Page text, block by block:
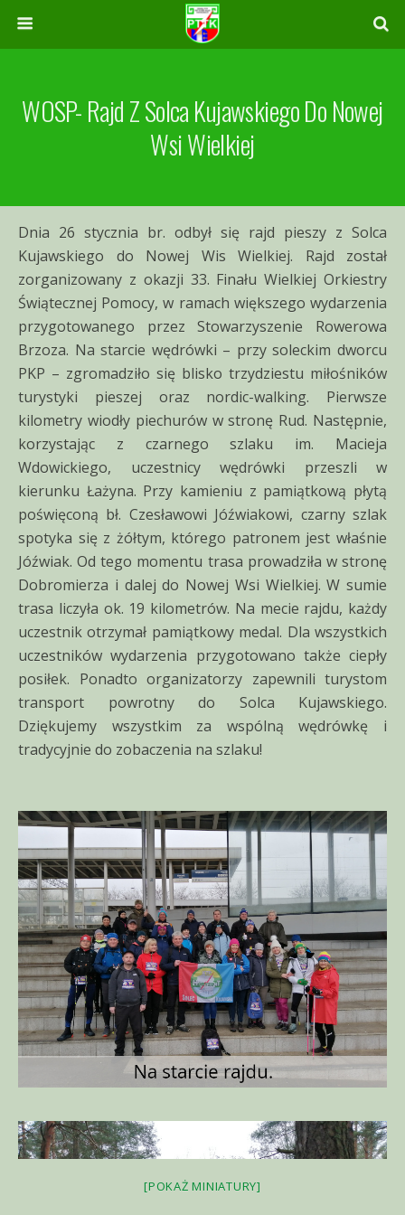
WOSP- Rajd Z Solca Kujawskiego Do Nowej
Wsi Wielkiej
Dnia 26 stycznia br. odbył się rajd pieszy z Solca
Kujawskiego do Nowej Wis Wielkiej. Rajd został
zorganizowany z okazji 33. Finału Wielkiej Orkiestry
Świątecznej Pomocy, w ramach większego wydarzenia
przygotowanego przez Stowarzyszenie Rowerowa
Brzoza. Na starcie wędrówki – przy soleckim dworcu
PKP – zgromadziło się blisko trzydziestu miłośników
turystyki pieszej oraz nordic-walking. Pierwsze
kilometry wiodły piechurów w stronę Rud. Następnie,
korzystając z czarnego szlaku im. Macieja
Wdowickiego, uczestnicy wędrówki przeszli w
kierunku Łażyna. Przy kamieniu z pamiątkową płytą
poświęconą bł. Czesławowi Jóźwiakowi, czarny szlak
spotyka się z żółtym, którego patronem jest właśnie
Jóźwiak. Od tego momentu trasa prowadziła w stronę
Dobromierza i dalej do Nowej Wsi Wielkiej. W sumie
trasa liczyła ok. 19 kilometrów. Na mecie rajdu, każdy
uczestnik otrzymał pamiątkowy medal. Dla wszystkich
uczestników wydarzenia przygotowano także ciepły
posiłek. Ponadto organizatorzy zapewnili turystom
transport powrotny do Solca Kujawskiego.
Dziękujemy wszystkim za wspólną wędrówkę i
tradycyjnie do zobaczenia na szlaku!
[POKAŻ MINIATURY]